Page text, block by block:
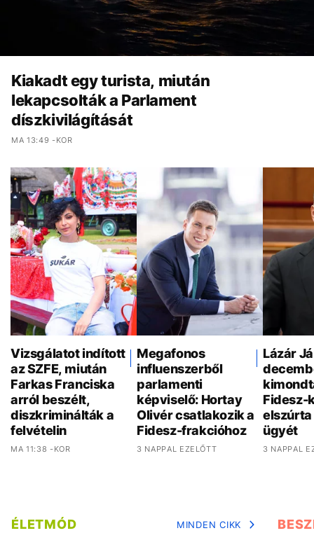
Kiakadt egy turista, miután
lekapcsolták a Parlament
díszkivilágítását
MA 13:49 -KOR
Vizsgálatot indított
az SZFE, miután
Farkas Franciska
arról beszélt,
diszkriminálták a
felvételin
MA 11:38 -KOR
Megafonos
influenszerből
parlamenti
képviselő: Hortay
Olivér csatlakozik a
Fidesz-frakcióhoz
3 NAPPAL EZELŐTT
Lázár
Fidesz-
ügyét
3 NAPPAL
ÉLETMÓD MINDEN CIKK